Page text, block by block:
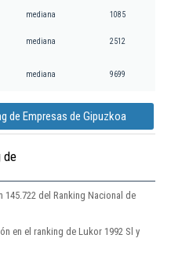
mediana 1085
mediana 2512
mediana 9699
de Empresas de Gipuzkoa
de
del Ranking Nacional de
en el ranking de Lukor 1992 Sl y